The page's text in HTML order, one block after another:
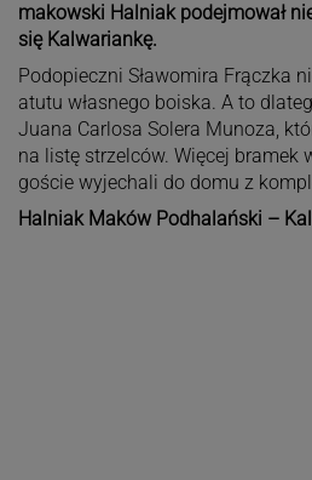
makowski Halniak podejmował
się Kalwariankę.
Podopieczni Sławomira Frączka
atutu własnego boiska. A to
Juana Carlosa Solera Munoza,
na listę strzelców. Więcej bramek
goście wyjechali do domu z
Halniak Maków Podhalański –